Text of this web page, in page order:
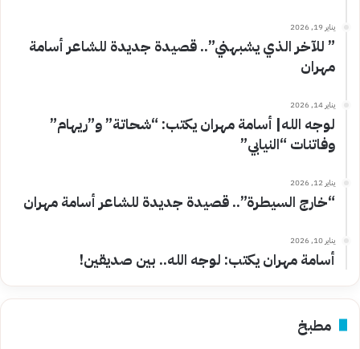
يناير 19, 2026
” للآخر الذي يشبهني”.. قصيدة جديدة للشاعر أسامة
مهران
يناير 14, 2026
لوجه الله| أسامة مهران يكتب: “شحاتة” و”ريهام”
وفاتنات “النيابي”
يناير 12, 2026
“خارج السيطرة”.. قصيدة جديدة للشاعر أسامة مهران
يناير 10, 2026
أسامة مهران يكتب: لوجه الله.. بين صديقين!
مطبخ